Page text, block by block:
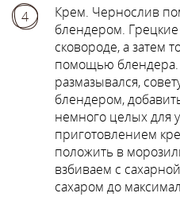
4
Крем. Чернослив
блендером.
сковороде, а затем
помощью блендера.
размазывался,
блендером,
немного целых для
приготовлением
положить в
взбиваем с
сахаром до